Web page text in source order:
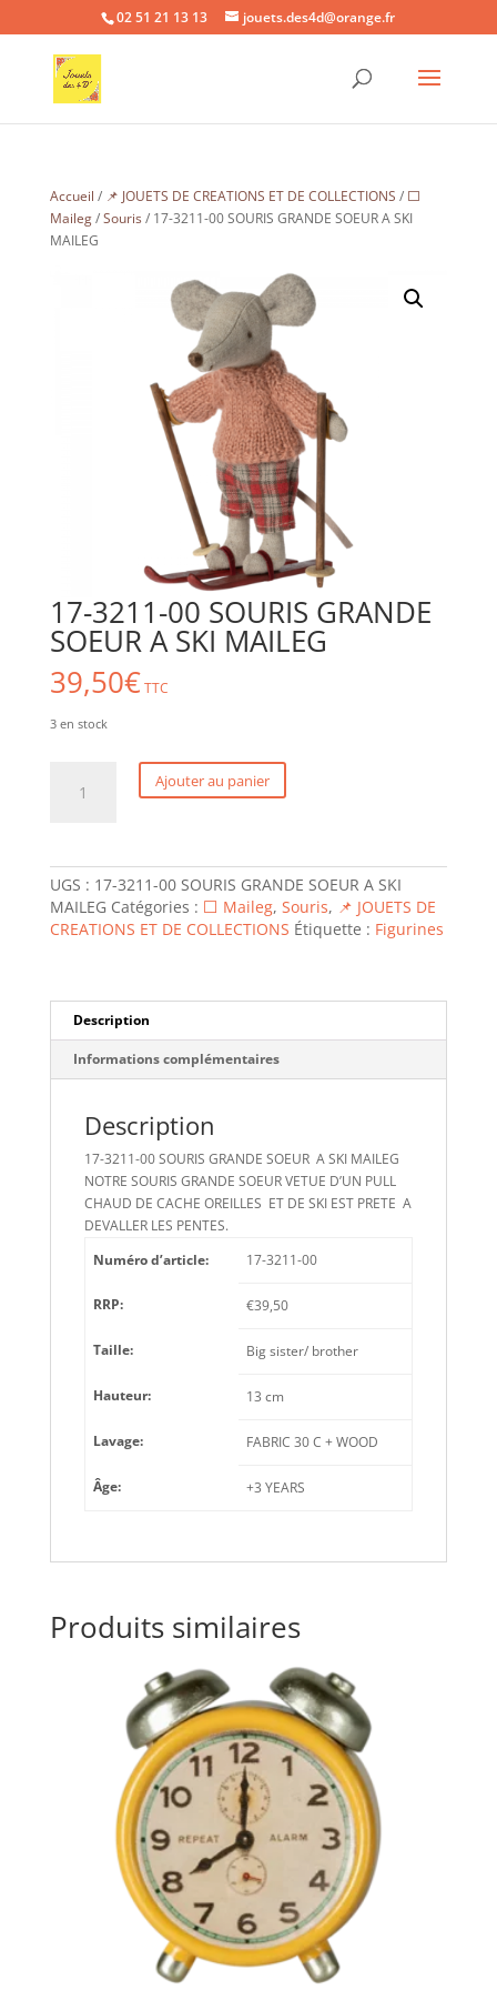
02 51 21 13 13 jouets.des4d@orange.fr
Accueil / 📌 JOUETS DE CREATIONS ET DE COLLECTIONS / ⬜
Maileg/Souris/ 17-3211-00 SOURIS GRANDE SOEUR A SKI
MAILEG
17-3211-00 SOURIS GRANDE
SOEUR A SKI MAILEG
39,50€TTC
3 en stock
SOURIS
GRANDE
SOEUR
Ajouter au panier
UGS : 17-3211-00 SOURIS GRANDE SOEUR A SKI
MAILEG Catégories : ⬜ Maileg, Souris, 📌 JOUETS DE
CREATIONS ET DE COLLECTIONS Étiquette : Figurines
Description
Informations complémentaires
Description
17-3211-00 SOURIS GRANDE SOEUR A SKI MAILEG
NOTRE SOURIS GRANDE SOEUR VETUE D’UN PULL
CHAUD DE CACHE OREILLES ET DE SKI EST PRETE A
DEVALLER LES PENTES.
Numéro d’article:
17-3211-00
RRP: €39,50
Taille: Big sister/ brother
Hauteur: 13 cm
Lavage: FABRIC 30 C + WOOD
Âge: +3 YEARS
Produits similaires